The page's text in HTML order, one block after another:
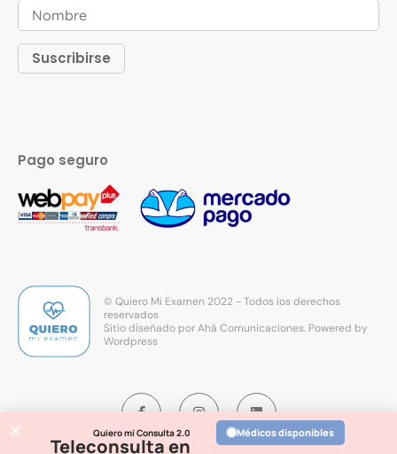
Pago seguro
© Quiero Mi Examen 2022 - Todos los derechos
reservados
Sitio diseñado porAhá Comunicaciones. Powered by
Wordpress
Quiero mi Consulta 2.0
Teleconsulta en
Médicos disponibles